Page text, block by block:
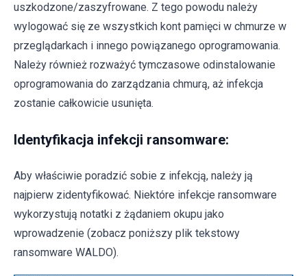
uszkodzone/zaszyfrowane. Z tego powodu należy
wylogować się ze wszystkich kont pamięci w chmurze w
przeglądarkach i innego powiązanego oprogramowania.
Należy również rozważyć tymczasowe odinstalowanie
oprogramowania do zarządzania chmurą, aż infekcja
zostanie całkowicie usunięta.
Identyfikacja infekcji ransomware:
Aby właściwie poradzić sobie z infekcją, należy ją
najpierw zidentyfikować. Niektóre infekcje ransomware
wykorzystują notatki z żądaniem okupu jako
wprowadzenie (zobacz poniższy plik tekstowy
ransomware WALDO).